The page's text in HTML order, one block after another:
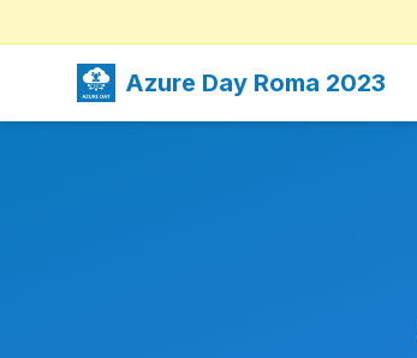
Azure Day Roma 2023